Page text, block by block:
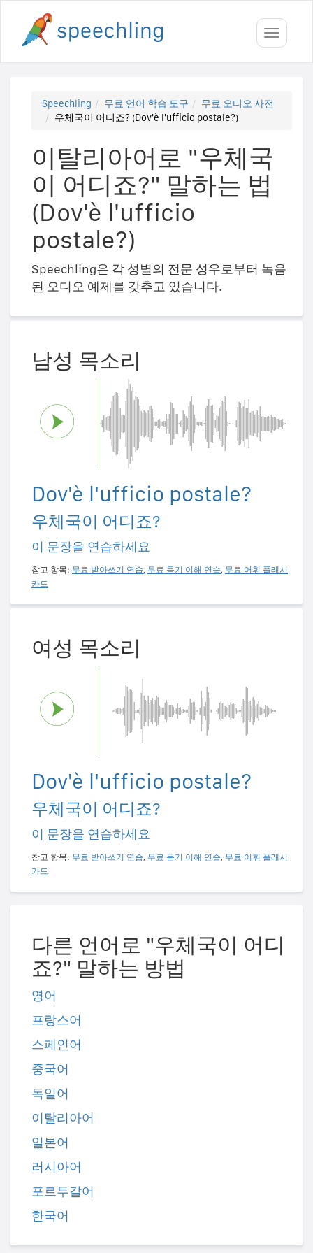
Toggle
Speechling 무료 언어 학습 도구
무료 오디오 사전
우체국이 어디죠? (Dov'è l'ufficio postale?)
이탈리아어로 "우체국
이 어디죠?" 말하는 법
(Dov'è l'ufficio
postale?)
Speechling은 각 성별의 전문 성우로부터 녹음
된 오디오 예제를 갖추고 있습니다.
남성 목소리
Dov'è l'ufficio postale?
우체국이 어디죠?
이 문장을 연습하세요
참고 항목: 무료 받아쓰기 연습, 무료 듣기 이해 연습, 무료 어휘 플래시
카드
여성 목소리
Dov'è l'ufficio postale?
우체국이 어디죠?
이 문장을 연습하세요
참고 항목: 무료 받아쓰기 연습, 무료 듣기 이해 연습, 무료 어휘 플래시
카드
다른 언어로 "우체국이 어디
죠?" 말하는 방법
영어
프랑스어
스페인어
중국어
독일어
이탈리아어
일본어
러시아어
포르투갈어
한국어